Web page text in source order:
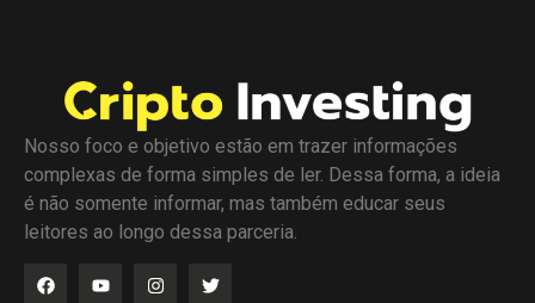
Nosso foco e objetivo estão em trazer informações
complexas de forma simples de ler. Dessa forma, a ideia
é não somente informar, mas também educar seus
leitores ao longo dessa parceria.